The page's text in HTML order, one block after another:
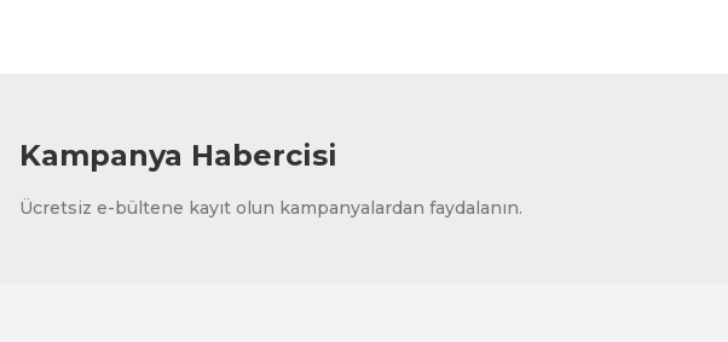
Kampanya Habercisi
Ücretsiz e-bültene kayıt olun kampanyalardan faydalanın.